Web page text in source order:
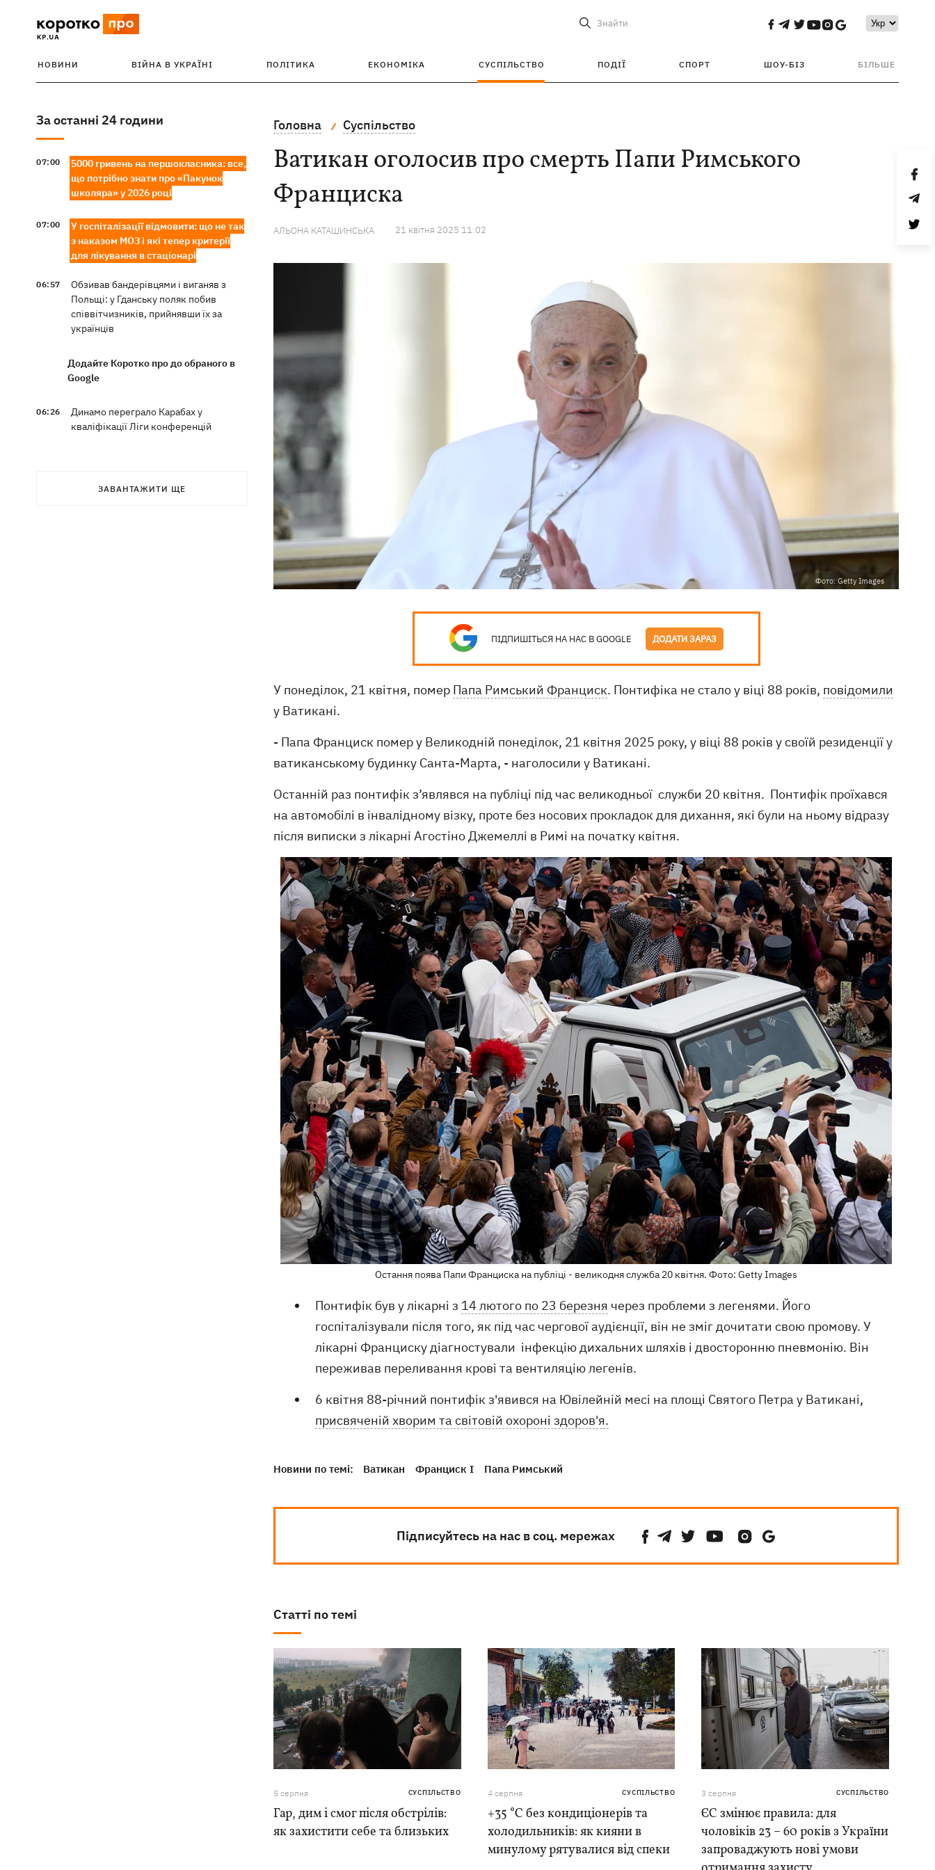
Знайти
НОВИНИ ВІЙНА В УКРАЇНІ ПОЛІТИКА ЕКОНОМІКА СУСПІЛЬСТВО ПОДІЇ СПОРТ ШОУ-БІЗ БІЛЬШЕ
За останні 24 години
07:00
5000 гривень на першокласника: все,
що потрібно знати про «Пакунок
школяра» у 2026 році
07:00
У госпіталізації відмовити: що не так
з наказом МОЗ і які тепер критерії
для лікування в стаціонарі
06:57
Обзивав бандерівцями і виганяв з
Польщі: у Гданську поляк побив
співвітчизників, прийнявши їх за
українців
Додайте Коротко про до обраного в
Google
06:26
Динамо переграло Карабах у
кваліфікації Ліги конференцій
прикмети цього дня
ЗАВАНТАЖИТИ ЩЕ
Головна Суспільство
Ватикан оголосив про смерть Папи Римського
Франциска
АЛЬОНА КАТАШИНСЬКА 21 квiтня 2025 11:02
Фото: Getty Images
ПІДПИШІТЬСЯ НА НАС В GOOGLE ДОДАТИ ЗАРАЗ
У понеділок, 21 квітня, помер Папа Римський Франциск. Понтифіка не стало у віці 88 років, повідомили
у Ватикані.
- Папа Франциск помер у Великодній понеділок, 21 квітня 2025 року, у віці 88 років у своїй резиденції у
ватиканському будинку Санта-Марта, - наголосили у Ватикані.
Останній раз понтифік з’являвся на публіці під час великодньої служби 20 квітня. Понтифік проїхався
на автомобілі в інвалідному візку, проте без носових прокладок для дихання, які були на ньому відразу
після виписки з лікарні Агостіно Джемеллі в Римі на початку квітня.
Остання поява Папи Франциска на публіці - великодня служба 20 квітня. Фото: Getty Images
Понтифік був у лікарні з 14 лютого по 23 березня через проблеми з легенями. Його
госпіталізували після того, як під час чергової аудієнції, він не зміг дочитати свою промову. У
лікарні Франциску діагностували інфекцію дихальних шляхів і двосторонню пневмонію. Він
переживав переливання крові та вентиляцію легенів.
6 квітня 88-річний понтифік з'явився на Ювілейній месі на площі Святого Петра у Ватикані,
присвяченій хворим та світовій охороні здоров'я.
Новини по темі: Ватикан Франциск I Папа Римський
Підписуйтесь на нас в соц. мережах
Статті по темі
5 серпня СУСПІЛЬСТВО
Гар, дим і смог після обстрілів:
як захистити себе та близьких
4 серпня СУСПІЛЬСТВО
+35 °C без кондиціонерів та
холодильників: як кияни в
минулому рятувалися від спеки
3 серпня СУСПІЛЬСТВО
ЄС змінює правила: для
чоловіків 23 – 60 років з України
запроваджують нові умови